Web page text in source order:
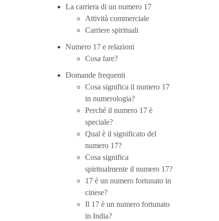
La carriera di un numero 17
Attività commerciale
Carriere spirituali
Numero 17 e relazioni
Cosa fare?
Domande frequenti
Cosa significa il numero 17
in numerologia?
Perché il numero 17 è
speciale?
Qual è il significato del
numero 17?
Cosa significa
spiritualmente il numero 17?
17 è un numero fortunato in
cinese?
Il 17 è un numero fortunato
in India?